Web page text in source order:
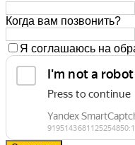
Когда вам позвонить?
Я соглашаюсь на